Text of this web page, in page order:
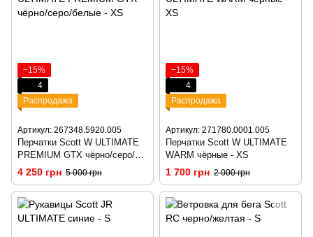
−15%
4
Распродажа
Артикул: 267348.5920.005
Перчатки Scott W ULTIMATE
PREMIUM GTX чёрно/серо/
белые - XS
4 250 грн 5 000 грн
−15%
4
Распродажа
Артикул: 271780.0001.005
Перчатки Scott W ULTIMATE
WARM чёрные - XS
1 700 грн 2 000 грн